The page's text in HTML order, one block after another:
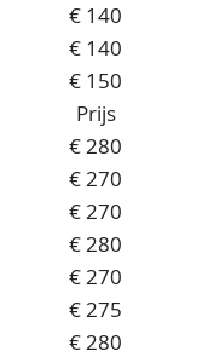
€ 140
€ 140
€ 150
Prijs
€ 280
€ 270
€ 270
€ 280
€ 270
€ 275
€ 280